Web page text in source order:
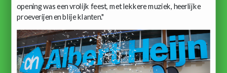
opening was een vrolijk feest, met lekkere muziek, heerlijke
proeverijen en blije klanten."